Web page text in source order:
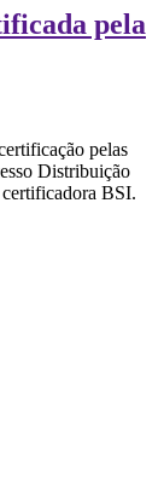
pela
pelas
Distribuição
BSI.